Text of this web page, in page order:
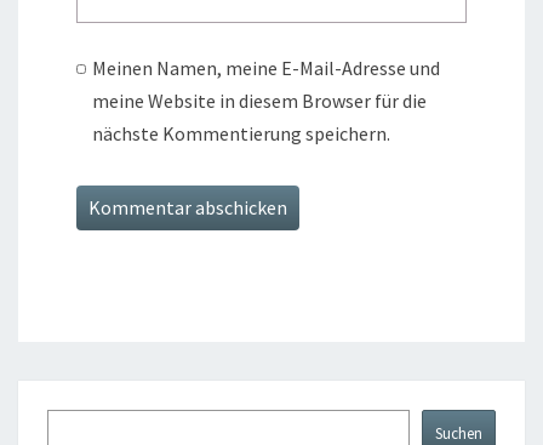
Meinen Namen, meine E-Mail-Adresse und
meine Website in diesem Browser für die
nächste Kommentierung speichern.
Suchen